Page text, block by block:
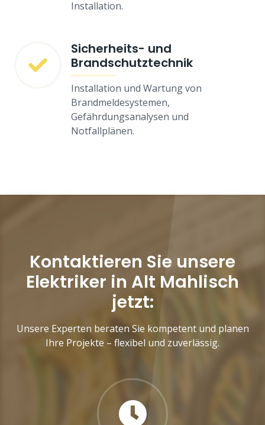
Installation.
Sicherheits- und
Brandschutztechnik
Installation und Wartung von
Brandmeldesystemen,
Gefährdungsanalysen und
Notfallplänen.
Kontaktieren Sie unsere
Elektriker in Alt Mahlisch
jetzt:
Unsere Experten beraten Sie kompetent und planen
Ihre Projekte – flexibel und zuverlässig.